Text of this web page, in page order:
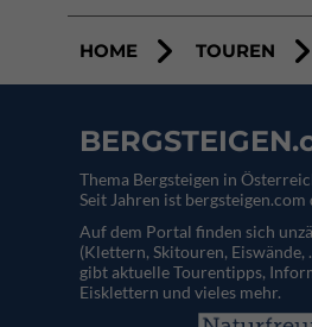
HOME TOUREN
Thema Bergsteigen in
Seit Jahren ist
Auf dem Portal finden sich
(Klettern, Skitouren, Eiswände,
gibt aktuelle Tourentipps,
Eisklettern und vieles mehr.